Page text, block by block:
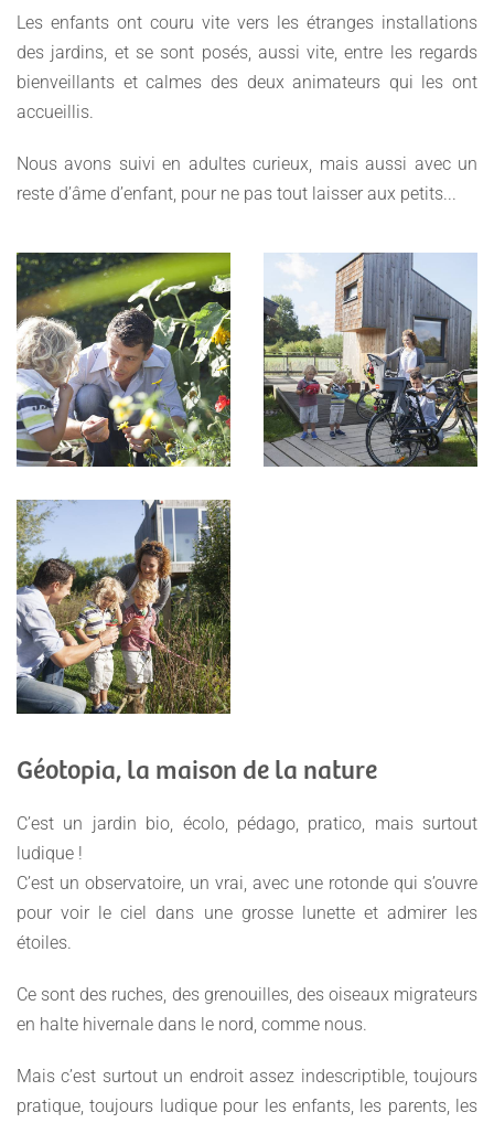
Les enfants ont couru vite vers les étranges installations
des jardins, et se sont posés, aussi vite, entre les regards
bienveillants et calmes des deux animateurs qui les ont
accueillis.
Nous avons suivi en adultes curieux, mais aussi avec un
reste d’âme d’enfant, pour ne pas tout laisser aux petits...
Géotopia, la maison de la nature
C’est un jardin bio, écolo, pédago, pratico, mais surtout
ludique !
C’est un observatoire, un vrai, avec une rotonde qui s’ouvre
pour voir le ciel dans une grosse lunette et admirer les
étoiles.
Ce sont des ruches, des grenouilles, des oiseaux migrateurs
en halte hivernale dans le nord, comme nous.
Mais c’est surtout un endroit assez indescriptible, toujours
pratique, toujours ludique pour les enfants, les parents, les